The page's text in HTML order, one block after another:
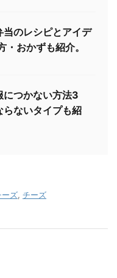
当のレシピとアイデ
・おかずも紹介。
につかない方法3
らないタイプも紹
ーズ, チーズ